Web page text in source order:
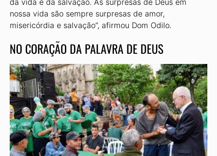
da vida e da salvação. As surpresas de Deus em
nossa vida são sempre surpresas de amor,
misericórdia e salvação”, afirmou Dom Odilo.
NO CORAÇÃO DA PALAVRA DE DEUS